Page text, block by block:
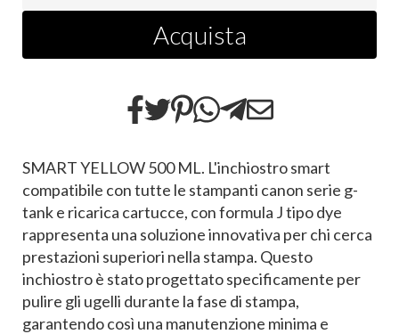
Acquista
SMART YELLOW 500 ML. L'inchiostro smart
compatibile con tutte le stampanti canon serie g-
tank e ricarica cartucce, con formula J tipo dye
rappresenta una soluzione innovativa per chi cerca
prestazioni superiori nella stampa. Questo
inchiostro è stato progettato specificamente per
pulire gli ugelli durante la fase di stampa,
garantendo così una manutenzione minima e